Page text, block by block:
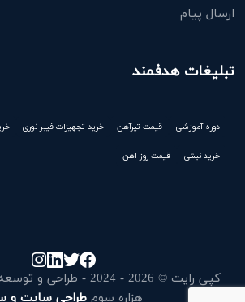
ارسال پیام
تبلیغات هدفمند
دوره آموزشی قیمت تیرآهن خرید تجهیزات فیبر نوری
خرید نبشی قیمت روز آهن
هزاره سومطراحی سایت و